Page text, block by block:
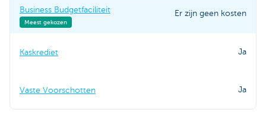
Business Budgetfaciliteit
Meest gekozen
Er zijn geen kosten
Kaskrediet Ja
Vaste Voorschotten Ja